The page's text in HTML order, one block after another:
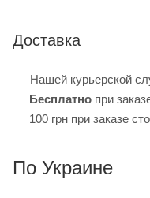
Доставка
Нашей курьерской
Бесплатно при
100 грн при заказе
По Украине